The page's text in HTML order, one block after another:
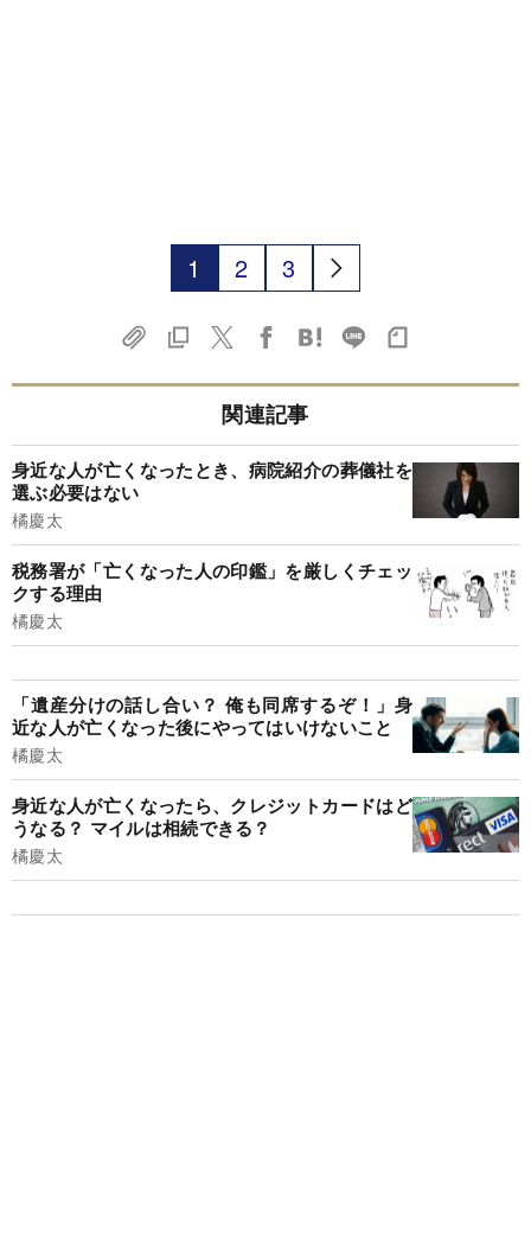
1 2 3
関連記事
身近な人が亡くなったとき、病院紹介の葬儀社を
選ぶ必要はない
橘慶太
税務署が「亡くなった人の印鑑」を厳しくチェッ
クする理由
橘慶太
「遺産分けの話し合い？ 俺も同席するぞ！」身
近な人が亡くなった後にやってはいけないこと
橘慶太
身近な人が亡くなったら、クレジットカードはど
うなる？ マイルは相続できる？
橘慶太